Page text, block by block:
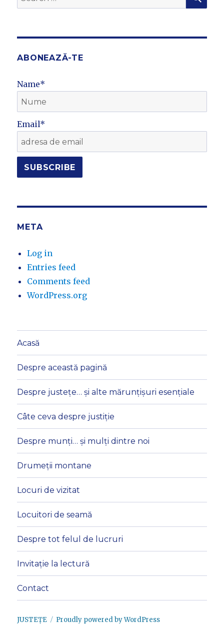
for:
ABONEAZĂ-TE
Name*
Email*
META
Log in
Entries feed
Comments feed
WordPress.org
Acasă
Despre această pagină
Despre justețe… și alte mărunțișuri esențiale
Câte ceva despre justiție
Despre munți… și mulți dintre noi
Drumeții montane
Locuri de vizitat
Locuitori de seamă
Despre tot felul de lucruri
Invitație la lectură
Contact
JUSTEȚE Proudly powered by WordPress